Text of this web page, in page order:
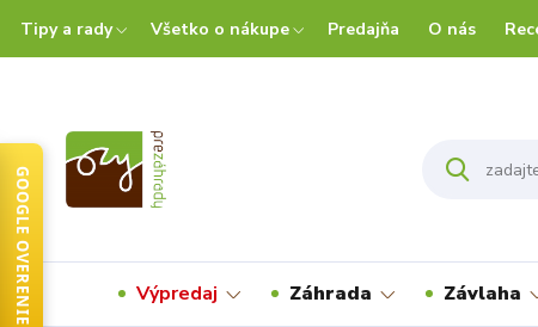
Tipy a rady Všetko o nákupe Predajňa O nás
Výpredaj Záhrada Závlaha
GOOGLE OVERENIE